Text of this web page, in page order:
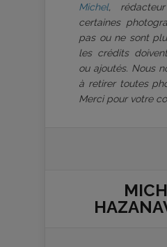
Michel,
certaines
pas ou ne sont
les crédits
ou ajoutés. Nous
à retirer toutes
Merci pour votre